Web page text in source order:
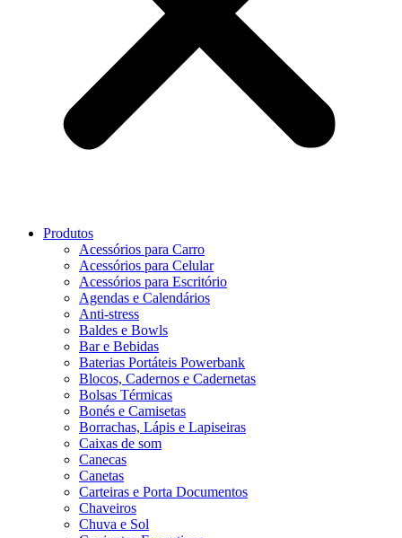
Produtos
Acessórios para Carro
Acessórios para Celular
Acessórios para Escritório
Agendas e Calendários
Anti-stress
Baldes e Bowls
Bar e Bebidas
Baterias Portáteis Powerbank
Blocos, Cadernos e Cadernetas
Bolsas Térmicas
Bonés e Camisetas
Borrachas, Lápis e Lapiseiras
Caixas de som
Canecas
Canetas
Carteiras e Porta Documentos
Chaveiros
Chuva e Sol